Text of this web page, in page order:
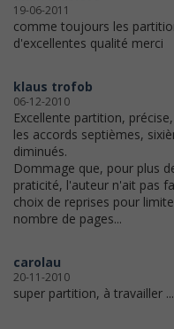
19-06-2011
comme toujours les
d'excellentes qualité merci
klaus trofob
06-12-2010
Excellente partition,
les accords septièmes,
diminués.
Dommage que, pour plus
praticité, l'auteur n'ait pas
choix de reprises pour
nombre de pages...
carolau
20-11-2010
super partition, à travailler